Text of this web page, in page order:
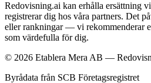
Redovisning.ai kan erhålla ersättning
registrerar dig hos våra partners. Det
eller rankningar — vi rekommenderar
som värdefulla för dig.
© 2026 Etablera Mera AB —
Byrådata från SCB Företagsregistret